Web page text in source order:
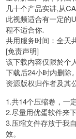
几十个产品实讲,从
此视频适合有一定的
程不适合你.
共用服务时间：全天
[免责声明]
该下载内容仅限於个
下载后24小时内删除。
资源版权归作者及其
1.共14个压缩卷，一
2.尽量用优蛋软件来
3.压缩文件存放于我
效。